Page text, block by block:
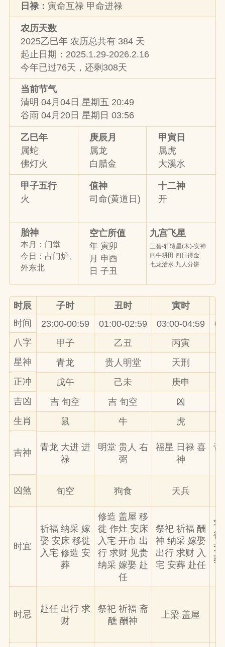
日禄： 寅命互禄 甲命进禄
农历天数
2025乙巳年 农历总共有 384 天
起止日期：2025.1.29-2026.2.16
今年已过76天，还剩308天
当前节气
清明 04月04日 星期五 20:49
谷雨 04月20日 星期日 03:56
乙巳年
属蛇
佛灯火
庚辰月
属龙
白腊金
甲寅日
属虎
大溪水
甲子五行
火
值神
司命(黄道日)
十二神
开
胎神
本月：门堂
今日：占门炉、
外东北
空亡所值
年 寅卯
月 申酉
日 子丑
九宫飞星
三碧-轩辕星(木)-安神
四牛耕田 四日得金
七龙治水 九人分饼
时辰 子时 丑时
寅时
时间
23:00-00:59 01:00-02:59 03:00-04:59
八字
甲子 乙丑
丙寅
星神
青龙 贵人明堂
天刑
正冲
戊午 己未
庚申
吉凶
吉 旬空 吉 旬空
凶
生肖
鼠 牛 虎
吉神
青龙 大进 进
禄
明堂 贵人 右
弼
福星 日禄 喜
神
帝
凶煞 旬空 狗食 天兵
时宜
祈福 纳采 嫁
娶 安床 移徙
入宅 修造 安
葬
修造 盖屋 移
徙 作灶 安床
入宅 开市 出
行 求财 见贵
纳采 嫁娶 赴
任
祭祀 祈福 酬
神 纳采 嫁娶
出行 求财 入
宅 安葬 赴任
求
徙
交
葬
时忌
赴任 出行 求
财
祭祀 祈福 斋
醮 酬神
上梁 盖屋